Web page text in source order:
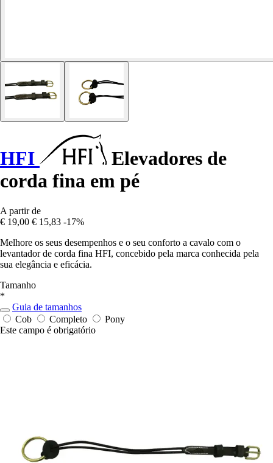
HFI
Elevadores de
corda fina em pé
A partir de
€ 19,00 € 15,83 -17%
Melhore os seus desempenhos e o seu conforto a cavalo com o
levantador de corda fina HFI, concebido pela marca conhecida pela
sua elegância e eficácia.
Tamanho
*
Guia de tamanhos
Cob
Completo
Pony
Este campo é obrigatório